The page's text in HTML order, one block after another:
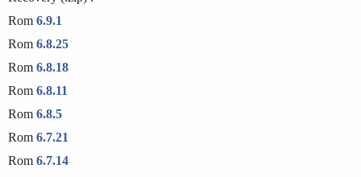
Rom 6.9.1
Rom 6.8.25
Rom 6.8.18
Rom 6.8.11
Rom 6.8.5
Rom 6.7.21
Rom 6.7.14